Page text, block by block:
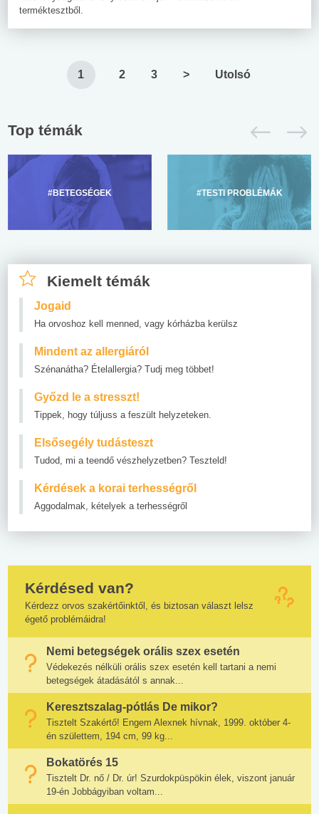
terméktesztből.
1 2 3 > Utolsó
Top témák
#BETEGSÉGEK #TESTI PROBLÉMÁK
Kiemelt témák
Jogaid
Ha orvoshoz kell menned, vagy kórházba kerülsz
Mindent az allergiáról
Szénanátha? Ételallergia? Tudj meg többet!
Győzd le a stresszt!
Tippek, hogy túljuss a feszült helyzeteken.
Elsősegély tudásteszt
Tudod, mi a teendő vészhelyzetben? Teszteld!
Kérdések a korai terhességről
Aggodalmak, kételyek a terhességről
Kérdésed van?
Kérdezz orvos szakértőinktől, és biztosan választ lelsz
égető problémáidra!
Nemi betegségek orális szex esetén
Védekezés nélküli orális szex esetén kell tartani a nemi
betegségek átadásától s annak...
Keresztszalag-pótlás De mikor?
Tisztelt Szakértő! Engem Alexnek hívnak, 1999. október 4-
én születtem, 194 cm, 99 kg...
Bokatörés 15
Tisztelt Dr. nő / Dr. úr! Szurdokpüspökin élek, viszont január
19-én Jobbágyiban voltam...